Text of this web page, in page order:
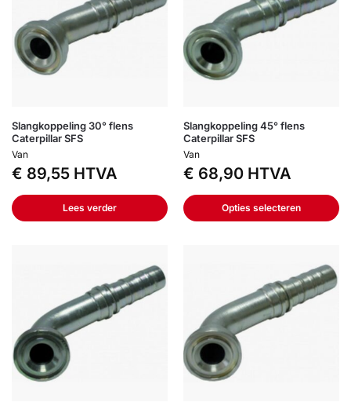
Slangkoppeling 30° flens
Caterpillar SFS
Van
€ 89,55 HTVA
Lees verder
Slangkoppeling 45° flens
Caterpillar SFS
Van
€ 68,90 HTVA
Opties selecteren